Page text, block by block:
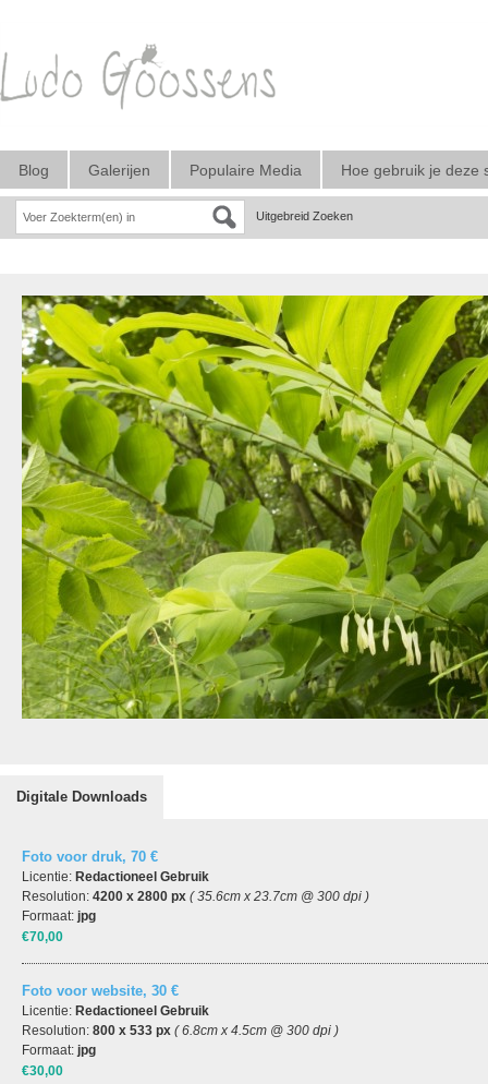
Blog Galerijen Populaire Media Hoe gebruik je deze
Uitgebreid Zoeken
Digitale Downloads
Foto voor druk, 70 €
Licentie: Redactioneel Gebruik
Resolution: 4200 x 2800 px ( 35.6cm x 23.7cm @ 300 dpi )
Formaat: jpg
€70,00
Foto voor website, 30 €
Licentie: Redactioneel Gebruik
Resolution: 800 x 533 px ( 6.8cm x 4.5cm @ 300 dpi )
Formaat: jpg
€30,00